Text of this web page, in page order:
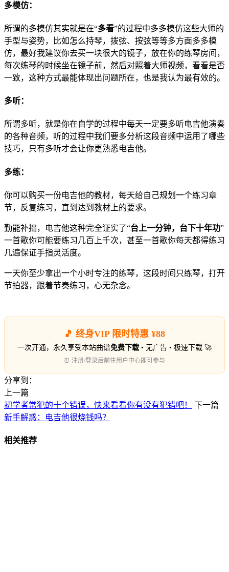
多模仿：
所谓的多模仿其实就是在“多看”的过程中多多模仿这些大师的
手型与姿势，比如怎么持琴，拨弦、按弦等等多方面多多模
仿，最好我建议你去买一块很大的镜子，放在你的练琴房间，
每次练琴的时候坐在镜子前，然后对照着大师视频，看看是否
一致，这种方式最能体现出问题所在，也是我认为最有效的。
多听：
所谓多听，就是你在自学的过程中每天一定要多听电吉他演奏
的各种音频，听的过程中我们要多分析这段音频中运用了哪些
技巧，只有多听才会让你更熟悉电吉他。
多练：
你可以购买一份电吉他的教材，每天给自己规划一个练习章
节，反复练习，直到达到教材上的要求。
勤能补拙，电吉他这种完全证实了“台上一分钟，台下十年功”
一首歌你可能要练习几百上千次，甚至一首歌你每天都得练习
几遍保证手指灵活度。
一天你至少拿出一个小时专注的练琴，这段时间只练琴，打开
节拍器，跟着节奏练习，心无杂念。
🎵 终身VIP 限时特惠 ¥88
一次开通，永久享受本站曲谱免费下载 • 无广告 • 极速下载 🚀
⏰ 注册/登录后前往用户中心即可参与
分享到：
上一篇
初学者常犯的十个错误，快来看看你有没有犯错吧！
下一篇
新手解惑：电吉他很烧钱吗？
相关推荐